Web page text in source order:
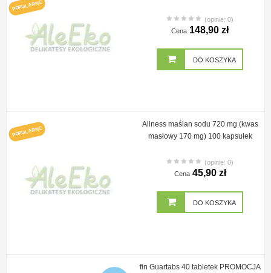
POPULARNE
(opinie: 0)
Cena 148,90 zł
DO KOSZYKA
POPULARNE
Aliness maślan sodu 720 mg (kwas
masłowy 170 mg) 100 kapsułek
(opinie: 0)
Cena 45,90 zł
DO KOSZYKA
fin Guartabs 40 tabletek PROMOCJA